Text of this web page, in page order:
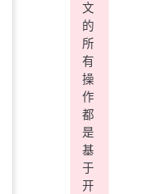
文
的
所
有
操
作
都
是
基
于
开